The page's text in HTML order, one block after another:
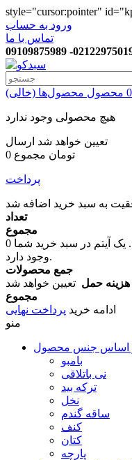
style="cursor:pointer"
ورود به حساب
تماس با ما
02122975019-
0 محصول محصول‌ها (خالی)
هیچ محصولی وجود ندارد
تعیین خواهد شد ارسال
0 تومان مجموع
پرداخت
به سبد خرید اضافه شد
تعداد
مجموع
0 یک آیتم در سبد خرید شما
وجود دارد.
جمع محصولات
حمل تعیین خواهد شد
مجموع
ادامه خرید پرداخت نهایی
منو
اساس جنس محصول
بامبو
نی باتلاقی
ترکه بید
نخل
ساقه گندم
کنف
کتان
پارچه